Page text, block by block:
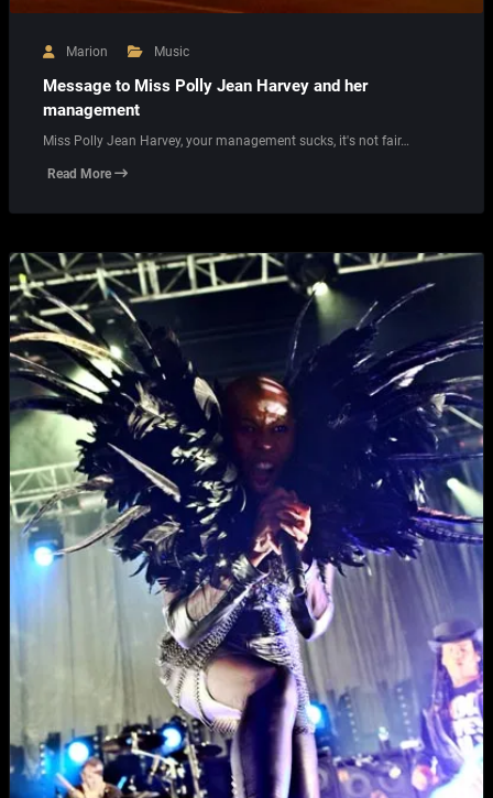
Marion Music
Message to Miss Polly Jean Harvey and her
management
Miss Polly Jean Harvey, your management sucks, it's not fair…
Read More